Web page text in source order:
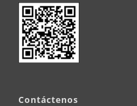
Contáctenos